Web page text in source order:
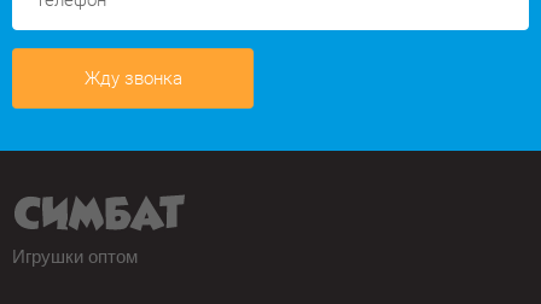
Жду звонка
Игрушки оптом